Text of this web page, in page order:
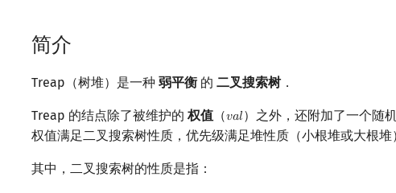
简介
Treap（树堆）是一种 弱平衡 的 二叉搜索树．
Treap 的结点除了被维护的 权值 （𝑣𝑎𝑙
val）之外，还附加了一个随
权值满足二叉搜索树性质，优先级满足堆性质（小根堆或大根堆
其中，二叉搜索树的性质是指：